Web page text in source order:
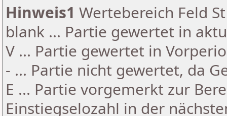
Hinweis1 Wertebereich Feld
blank ... Partie gewertet in
V ... Partie gewertet in
- ... Partie nicht gewertet, da
E ... Partie vorgemerkt zur
Einstiegselozahl in der